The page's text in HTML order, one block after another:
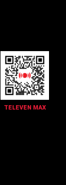
TELEVEN MAX